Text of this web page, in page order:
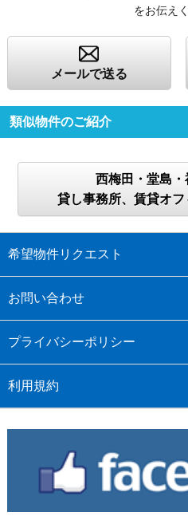
をお伝え
メールで送る
類似物件のご紹介
西梅田・堂島
貸し事務所、賃貸オ
希望物件リクエスト
お問い合わせ
プライバシーポリシー
利用規約